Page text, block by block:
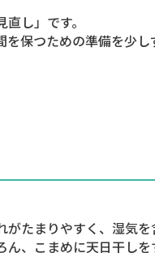
し」です。
保つための準備を少
たまりやすく、湿気を
、こまめに天日干し